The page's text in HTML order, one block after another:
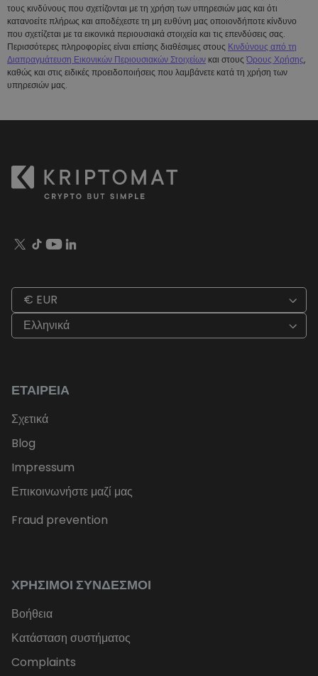
τους κινδύνους που σχετίζονται με τη χρήση των υπηρεσιών μας και ότι
κατανοείτε πλήρως και αποδέχεστε τη μη ευθύνη μας οποιονδήποτε κίνδυνο
που σχετίζεται με τα εικονικά περιουσιακά στοιχεία και τις επενδύσεις σας.
Περισσότερες πληροφορίες είναι επίσης διαθέσιμες στους Κινδύνους από τη
Διαπραγμάτευση Εικονικών Περιουσιακών Στοιχείων και στουςΌρους Χρήσης,
καθώς και στις ειδικές προειδοποιήσεις που λαμβάνετε κατά τη χρήση των
υπηρεσιών μας.
€ EUR
Ελληνικά
ΕΤΑΙΡΕΊΑ
Σχετικά
Blog
Impressum
Επικοινωνήστε μαζί μας
Fraud prevention
ΧΡΉΣΙΜΟΙ ΣΎΝΔΕΣΜΟΙ
Βοήθεια
Κατάσταση συστήματος
Complaints